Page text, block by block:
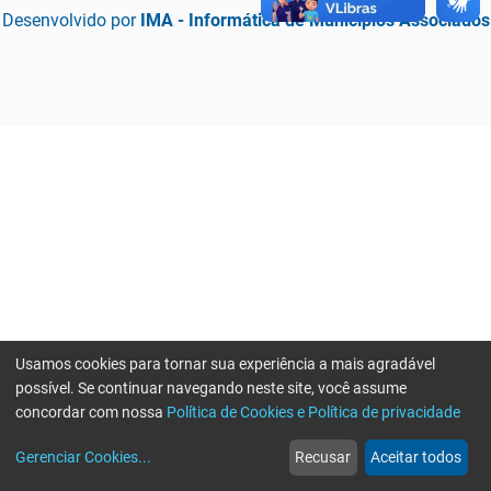
Desenvolvido por IMA - Informática de Municípios Associados
web
Notícias
more_horiz
Mais
Usamos cookies para tornar sua experiência a mais agradável
possível. Se continuar navegando neste site, você assume
concordar com nossa Política de Cookies e Política de privacidade
Gerenciar Cookies... Recusar Aceitar todos
Erro ao enviar informações, por favor tente novamente